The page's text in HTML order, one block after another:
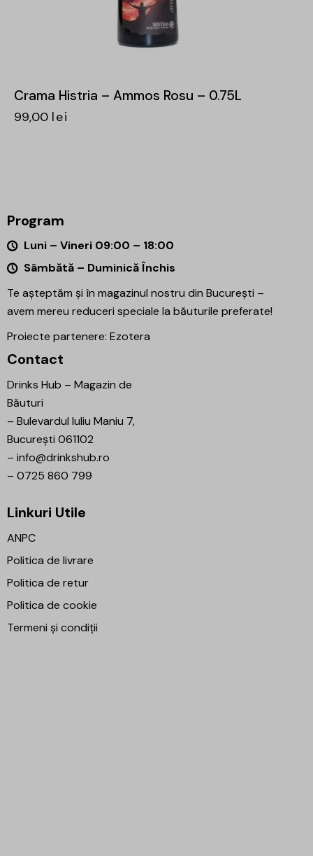
Crama Histria – Ammos Rosu – 0.75L
99,00 lei
Program
Luni – Vineri 09:00 – 18:00
Sâmbătă – Duminică Închis
Te așteptăm și în magazinul nostru din București –
avem mereu reduceri speciale la băuturile preferate!
Proiecte partenere: Ezotera
Contact
Drinks Hub – Magazin de
Băuturi
– Bulevardul Iuliu Maniu 7,
București 061102
– info@drinkshub.ro
– 0725 860 799
Linkuri Utile
ANPC
Politica de livrare
Politica de retur
Politica de cookie
Termeni și condiții